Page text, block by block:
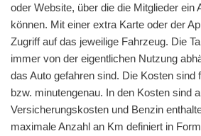
oder Website, über die die Mitglieder ein
können. Mit einer extra Karte oder der
Zugriff auf das jeweilige Fahrzeug. Die
immer von der eigentlichen Nutzung
das Auto gefahren sind. Die Kosten sind
bzw. minutengenau. In den Kosten sind
Versicherungskosten und Benzin
maximale Anzahl an Km definiert in